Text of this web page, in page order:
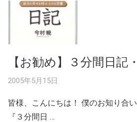
【お勧め】３分間日記
2005年5月15日
皆様、こんにちは！ 僕のお知り合
『３分間日 …